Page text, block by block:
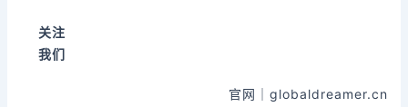
关注
我们
官网｜globaldreamer.cn